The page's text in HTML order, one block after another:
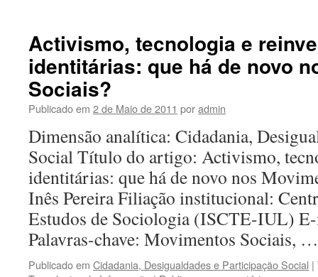
Activismo, tecnologia e
identitárias: que há de novo
Sociais?
Publicado em 2 de Maio de 2011 poradmin
Dimensão analítica: Cidadania,
Social Título do artigo: Activismo,
identitárias: que há de novo nos
Inês Pereira Filiação institucional:
Estudos de Sociologia (ISCTE-IUL)
Palavras-chave: Movimentos Sociais,
Publicado em Cidadania, Desigualdades e Participação Social |